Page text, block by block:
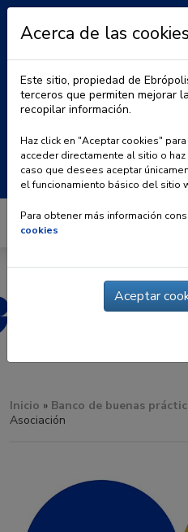
BLOG |
Inicio » Banco de buenas
Asociación
Acerca de las
Este sitio, propiedad de
terceros que permiten mejorar
recopilar información.
Haz click en "Aceptar cookies"
acceder directamente al sitio o
caso que desees aceptar
el funcionamiento básico del sitio
Para obtener más información
cookies
Aceptar